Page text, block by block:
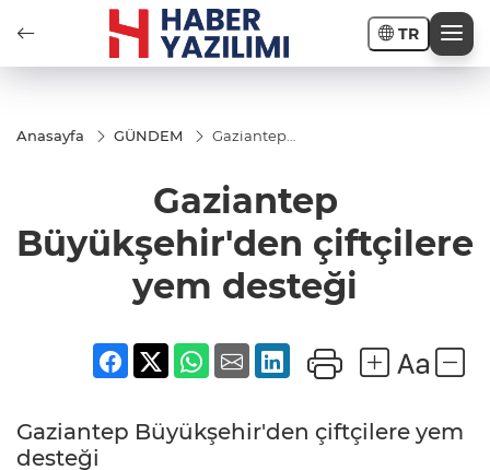
TR
Anasayfa GÜNDEM
Gaziantep
desteği
Gaziantep
Büyükşehir'den çiftçilere
yem desteği
Gaziantep Büyükşehir'den çiftçilere yem
desteği